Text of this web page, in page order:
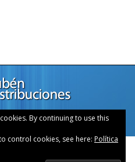
2015 —Aviso Legal—Sobre
Contacto
By continuing to use this
control cookies, see here: Política